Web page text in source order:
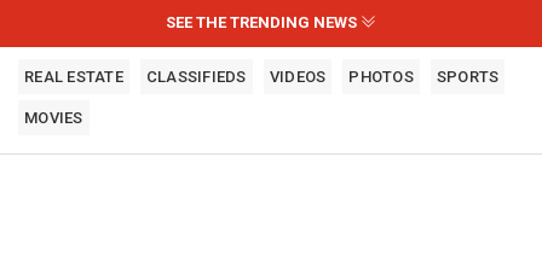
SEE THE TRENDING NEWS
REAL ESTATE CLASSIFIEDS VIDEOS PHOTOS SPORTS
MOVIES